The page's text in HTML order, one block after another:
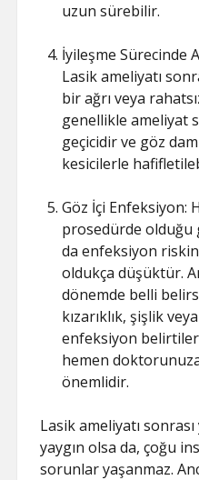
uzun sürebilir.
İyileşme Sürecinde
Lasik ameliyatı
bir ağrı veya
genellikle ameliyat
geçicidir ve göz
kesicilerle
Göz İçi Enfeksiyon:
prosedürde olduğu
da enfeksiyon
oldukça düşüktür.
dönemde belli
kızarıklık, şişlik
enfeksiyon
hemen
önemlidir.
Lasik ameliyatı
yaygın olsa da, çoğu
sorunlar yaşanmaz.